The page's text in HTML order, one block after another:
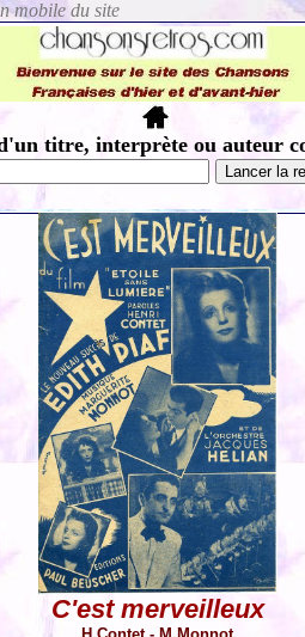
titre, interprète ou auteur
C'est merveilleux